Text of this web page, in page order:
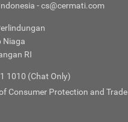
- cs@cermati.com
Niaga
RI
1010 (Chat Only)
Consumer Protection and Trade